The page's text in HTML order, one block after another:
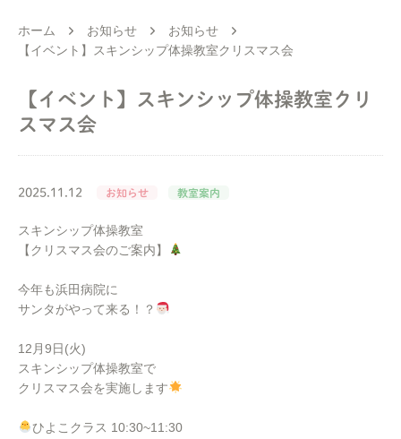
ホーム お知らせ
お知らせ
【イベント】スキンシップ体操教室クリスマス会
【イベント】スキンシップ体操教室クリ
スマス会
2025.11.12 お知らせ 教室案内
スキンシップ体操教室
【クリスマス会のご案内】
今年も浜田病院に
サンタがやって来る！？
12月9日(火)
スキンシップ体操教室で
クリスマス会を実施します
ひよこクラス 10:30~11:30